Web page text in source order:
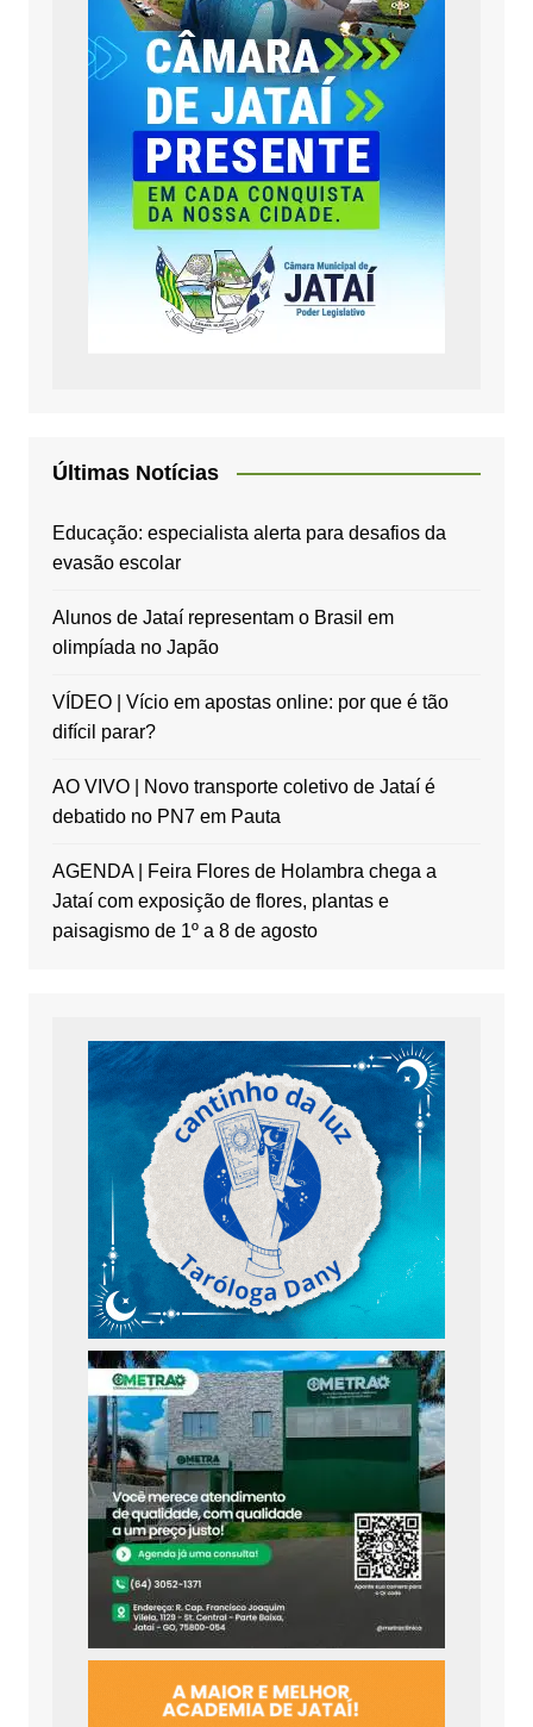
Últimas Notícias
Educação: especialista alerta para desafios da
evasão escolar
Alunos de Jataí representam o Brasil em
olimpíada no Japão
VÍDEO | Vício em apostas online: por que é tão
difícil parar?
AO VIVO | Novo transporte coletivo de Jataí é
debatido no PN7 em Pauta
AGENDA | Feira Flores de Holambra chega a
Jataí com exposição de flores, plantas e
paisagismo de 1º a 8 de agosto